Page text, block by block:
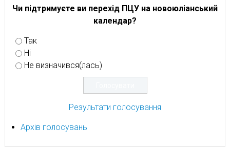
Чи підтримуєте ви перехід ПЦУ на новоюліанський
календар?
Так
Ні
Не визначився(лась)
Результати голосування
Архів голосувань